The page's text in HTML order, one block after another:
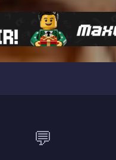
💬